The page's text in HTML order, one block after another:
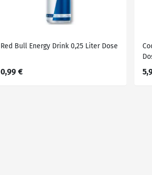
Red Bull Energy Drink 0,25 Liter Dose
0,99 €